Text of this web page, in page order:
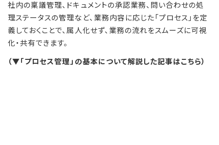
社内の稟議管理、ドキュメントの承認業務、問い合わせの処
理ステータスの管理など、業務内容に応じた「プロセス」を定
義しておくことで、属人化せず、業務の流れをスムーズに可視
化・共有できます。
（▼「プロセス管理」の基本について解説した記事はこちら）